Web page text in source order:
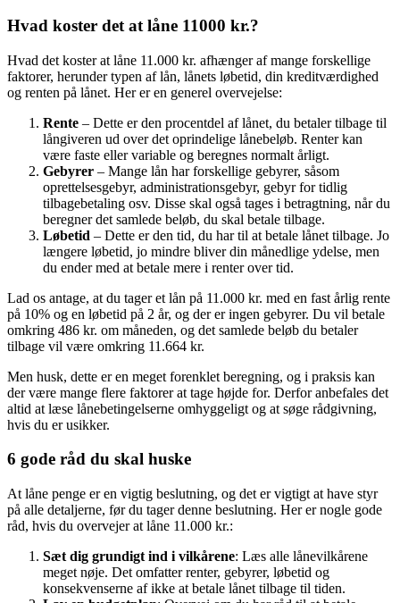
Hvad koster det at låne 11000 kr.?
Hvad det koster at låne 11.000 kr. afhænger af mange forskellige
faktorer, herunder typen af lån, lånets løbetid, din kreditværdighed
og renten på lånet. Her er en generel overvejelse:
Rente – Dette er den procentdel af lånet, du betaler tilbage til
långiveren ud over det oprindelige lånebeløb. Renter kan
være faste eller variable og beregnes normalt årligt.
Gebyrer – Mange lån har forskellige gebyrer, såsom
oprettelsesgebyr, administrationsgebyr, gebyr for tidlig
tilbagebetaling osv. Disse skal også tages i betragtning, når du
beregner det samlede beløb, du skal betale tilbage.
Løbetid – Dette er den tid, du har til at betale lånet tilbage. Jo
længere løbetid, jo mindre bliver din månedlige ydelse, men
du ender med at betale mere i renter over tid.
Lad os antage, at du tager et lån på 11.000 kr. med en fast årlig rente
på 10% og en løbetid på 2 år, og der er ingen gebyrer. Du vil betale
omkring 486 kr. om måneden, og det samlede beløb du betaler
tilbage vil være omkring 11.664 kr.
Men husk, dette er en meget forenklet beregning, og i praksis kan
der være mange flere faktorer at tage højde for. Derfor anbefales det
altid at læse lånebetingelserne omhyggeligt og at søge rådgivning,
hvis du er usikker.
6 gode råd du skal huske
At låne penge er en vigtig beslutning, og det er vigtigt at have styr
på alle detaljerne, før du tager denne beslutning. Her er nogle gode
råd, hvis du overvejer at låne 11.000 kr.:
Sæt dig grundigt ind i vilkårene: Læs alle lånevilkårene
meget nøje. Det omfatter renter, gebyrer, løbetid og
konsekvenserne af ikke at betale lånet tilbage til tiden.